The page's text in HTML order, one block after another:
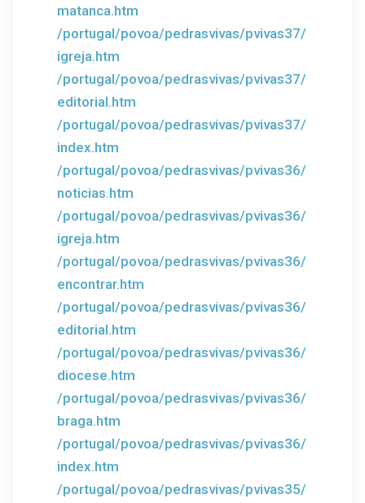
matanca.htm
/portugal/povoa/pedrasvivas/pvivas37/
igreja.htm
/portugal/povoa/pedrasvivas/pvivas37/
editorial.htm
/portugal/povoa/pedrasvivas/pvivas37/
index.htm
/portugal/povoa/pedrasvivas/pvivas36/
noticias.htm
/portugal/povoa/pedrasvivas/pvivas36/
igreja.htm
/portugal/povoa/pedrasvivas/pvivas36/
encontrar.htm
/portugal/povoa/pedrasvivas/pvivas36/
editorial.htm
/portugal/povoa/pedrasvivas/pvivas36/
diocese.htm
/portugal/povoa/pedrasvivas/pvivas36/
braga.htm
/portugal/povoa/pedrasvivas/pvivas36/
index.htm
/portugal/povoa/pedrasvivas/pvivas35/